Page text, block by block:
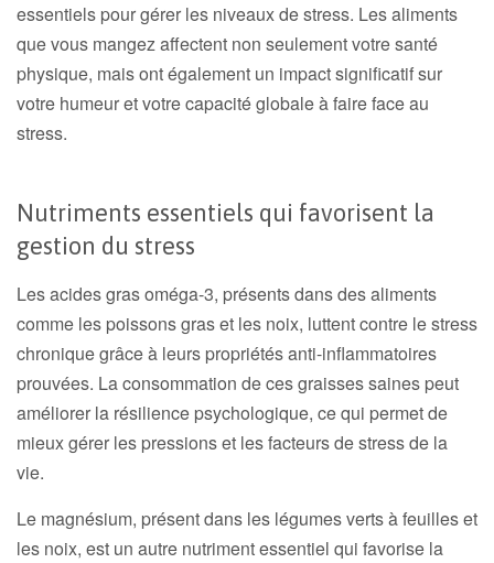
essentiels pour gérer les niveaux de stress. Les aliments
que vous mangez affectent non seulement votre santé
physique, mais ont également un impact significatif sur
votre humeur et votre capacité globale à faire face au
stress.
Nutriments essentiels qui favorisent la
gestion du stress
Les acides gras oméga-3, présents dans des aliments
comme les poissons gras et les noix, luttent contre le stress
chronique grâce à leurs propriétés anti-inflammatoires
prouvées. La consommation de ces graisses saines peut
améliorer la résilience psychologique, ce qui permet de
mieux gérer les pressions et les facteurs de stress de la
vie.
Le magnésium, présent dans les légumes verts à feuilles et
les noix, est un autre nutriment essentiel qui favorise la